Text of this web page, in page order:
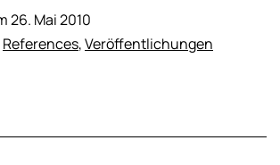
26. Mai 2010
References,Veröffentlichungen